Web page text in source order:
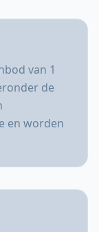
van 1
de
en worden